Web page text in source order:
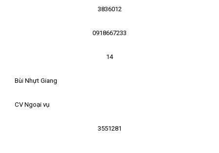
3836012
0918667233
14
Bùi Nhựt Giang
CV Ngoại vụ
3551281